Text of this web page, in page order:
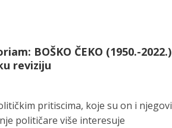
BOŠKO ČEKO (1950.-2022.)
reviziju
pritiscima, koje su on i njegovi
političare više interesuje